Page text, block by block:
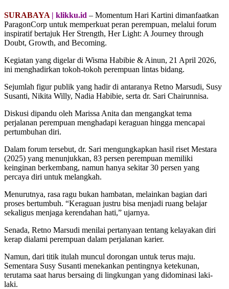
SURABAYA | klikku.id – Momentum Hari Kartini dimanfaatkan
ParagonCorp untuk memperkuat peran perempuan, melalui forum
inspiratif bertajuk Her Strength, Her Light: A Journey through
Doubt, Growth, and Becoming.
Kegiatan yang digelar di Wisma Habibie & Ainun, 21 April 2026,
ini menghadirkan tokoh-tokoh perempuan lintas bidang.
Sejumlah figur publik yang hadir di antaranya Retno Marsudi, Susy
Susanti, Nikita Willy, Nadia Habibie, serta dr. Sari Chairunnisa.
Diskusi dipandu oleh Marissa Anita dan mengangkat tema
perjalanan perempuan menghadapi keraguan hingga mencapai
pertumbuhan diri.
Dalam forum tersebut, dr. Sari mengungkapkan hasil riset Mestara
(2025) yang menunjukkan, 83 persen perempuan memiliki
keinginan berkembang, namun hanya sekitar 30 persen yang
percaya diri untuk melangkah.
Menurutnya, rasa ragu bukan hambatan, melainkan bagian dari
proses bertumbuh. “Keraguan justru bisa menjadi ruang belajar
sekaligus menjaga kerendahan hati,” ujarnya.
Senada, Retno Marsudi menilai pertanyaan tentang kelayakan diri
kerap dialami perempuan dalam perjalanan karier.
Namun, dari titik itulah muncul dorongan untuk terus maju.
Sementara Susy Susanti menekankan pentingnya ketekunan,
terutama saat harus bersaing di lingkungan yang didominasi laki-
laki.